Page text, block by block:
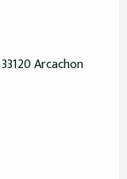
Arcachon